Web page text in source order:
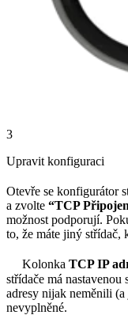
3
Upravit konfiguraci
Otevře se konfigurátor
a zvolte “TCP
možnost podporují.
to, že máte jiný střídač,
Kolonka TCP IP
střídače má nastavenou
adresy nijak neměnili
nevyplněné.